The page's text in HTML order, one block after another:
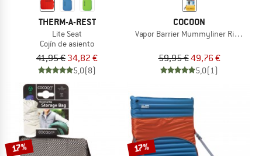
THERM-A-REST
Lite Seat
Cojín de asiento
41,95 € 34,82 €
5,0(8)
COCOON
Vapor Barrier Mummyliner Ripstop
59,95 €49,76 €
5,0(1)
17% 17%